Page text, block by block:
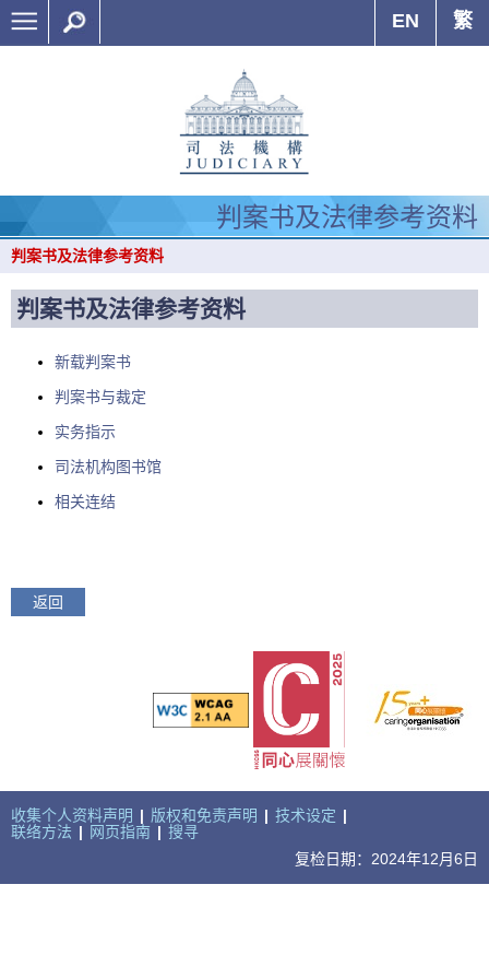
EN 繁
判案书及法律参考资料
判案书及法律参考资料
判案书及法律参考资料
新载判案书
判案书与裁定
实务指示
司法机构图书馆
相关连结
返回
收集个人资料声明 | 版权和免责声明 | 技术设定 |
联络方法 | 网页指南 | 搜寻
复检日期：2024年12月6日